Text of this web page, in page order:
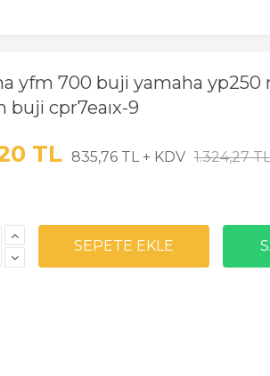
yfm 700 buji yamaha
buji cpr7eaıx-9
TL 835,76 TL + KDV 1.324,27